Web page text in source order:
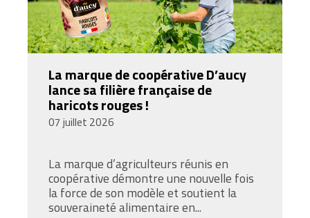
La marque de coopérative D’aucy
lance sa filière française de
haricots rouges !
07 juillet 2026
La marque d’agriculteurs réunis en
coopérative démontre une nouvelle fois
la force de son modèle et soutient la
souveraineté alimentaire en...